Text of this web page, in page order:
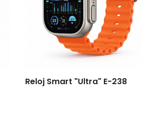
Reloj Smart "Ultra" E-238